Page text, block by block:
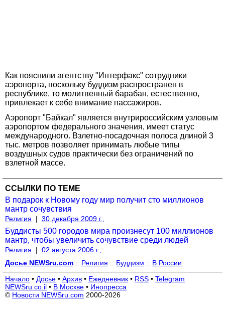
Как пояснили агентству "Интерфакс" сотрудники
аэропорта, поскольку буддизм распространен в
республике, то молитвенный барабан, естественно,
привлекает к себе внимание пассажиров.
Аэропорт "Байкал" является внутрироссийским узловым
аэропортом федерального значения, имеет статус
международного. Взлетно-посадочная полоса длиной 3
тыс. метров позволяет принимать любые типы
воздушных судов практически без ограничений по
взлетной массе.
ССЫЛКИ ПО ТЕМЕ
В подарок к Новому году мир получит сто миллионов
мантр сочувствия
Религия | 30 декабря 2009 г.,
Буддисты 500 городов мира произнесут 100 миллионов
мантр, чтобы увеличить сочувствие среди людей
Религия | 02 августа 2006 г.,
Досье NEWSru.com :: Религия :: Буддизм :: В России
Начало • Досье • Архив • Ежедневник • RSS • Telegram
NEWSru.co.il • В Москве • Инопресса
© Новости NEWSru.com 2000-2026